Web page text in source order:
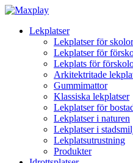
Lekplatser
Lekplatser för skolor
Lekplatser för
Lekplats för
Arkitektritade
Gummimattor
Klassiska lekplatser
Lekplatser för
Lekplatser i naturen
Lekplatser i
Lekplatsutrustning
Produkter